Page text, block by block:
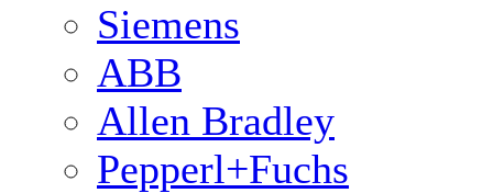
Siemens
ABB
Allen Bradley
Pepperl+Fuchs